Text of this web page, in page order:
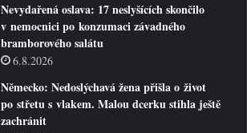
Nevydařená oslava: 17 neslyšících skončilo
v nemocnici po konzumaci závadného
bramborového salátu
6.8.2026
Německo: Nedoslýchavá žena přišla o život
po střetu s vlakem. Malou dcerku stihla ještě
zachránit